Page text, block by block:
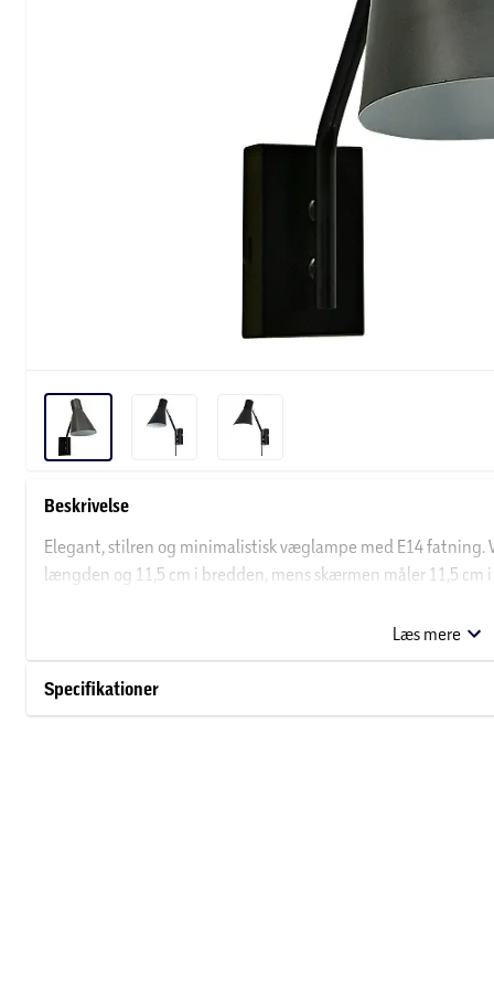
Beskrivelse
Elegant, stilren og minimalistisk væglampe med E14 fatning.
længden og 11,5 cm i bredden, mens skærmen måler 11,5 cm i
Læs mere
Specifikationer